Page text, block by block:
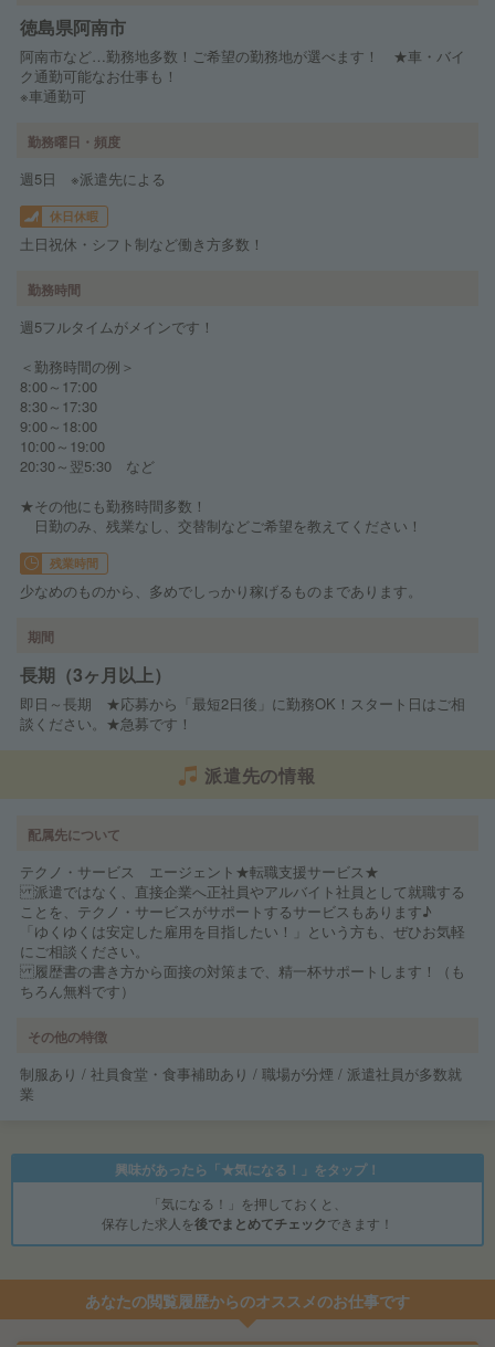
徳島県阿南市
阿南市など…勤務地多数！ご希望の勤務地が選べます！ ★車・バイ
ク通勤可能なお仕事も！
※車通勤可
勤務曜日・頻度
週5日 ※派遣先による
休日休暇
土日祝休・シフト制など働き方多数！
勤務時間
週5フルタイムがメインです！
＜勤務時間の例＞
8:00～17:00
8:30～17:30
9:00～18:00
10:00～19:00
20:30～翌5:30 など
★その他にも勤務時間多数！
日勤のみ、残業なし、交替制などご希望を教えてください！
残業時間
少なめのものから、多めでしっかり稼げるものまであります。
期間
長期（3ヶ月以上）
即日～長期 ★応募から「最短2日後」に勤務OK！スタート日はご相
談ください。★急募です！
派遣先の情報
配属先について
テクノ・サービス エージェント★転職支援サービス★
派遣ではなく、直接企業へ正社員やアルバイト社員として就職する
ことを、テクノ・サービスがサポートするサービスもあります♪
「ゆくゆくは安定した雇用を目指したい！」という方も、ぜひお気軽
にご相談ください。
履歴書の書き方から面接の対策まで、精一杯サポートします！（も
ちろん無料です）
その他の特徴
制服あり / 社員食堂・食事補助あり / 職場が分煙 / 派遣社員が多数就
業
興味があったら「★気になる！」をタップ！
「気になる！」を押しておくと、
保存した求人を後でまとめてチェックできます！
あなたの閲覧履歴からのオススメのお仕事です